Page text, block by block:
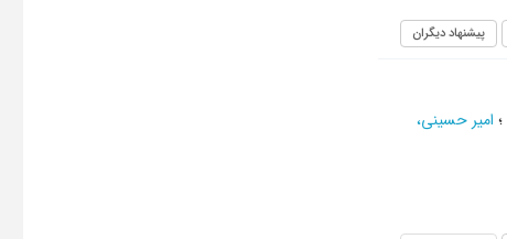
پیشنهاد دیگران
؛ امیر حسینی،